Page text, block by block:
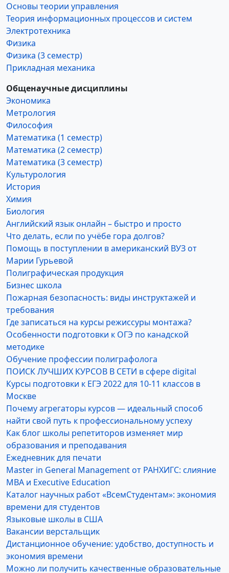
Основы теории управления
Теория информационных процессов и систем
Электротехника
Физика
Физика (3 семестр)
Прикладная механика
Общенаучные дисциплины
Экономика
Метрология
Философия
Математика (1 семестр)
Математика (2 семестр)
Математика (3 семестр)
Культурология
История
Химия
Биология
Английский язык онлайн – быстро и просто
Что делать, если по учёбе гора долгов?
Помощь в поступлении в американский ВУЗ от
Марии Гурьевой
Полиграфическая продукция
Бизнес школа
Пожарная безопасность: виды инструктажей и
требования
Где записаться на курсы режиссуры монтажа?
Особенности подготовки к ОГЭ по канадской
методике
Обучение профессии полиграфолога
ПОИСК ЛУЧШИХ КУРСОВ В СЕТИ в сфере digital
Курсы подготовки к ЕГЭ 2022 для 10-11 классов в
Москве
Почему агрегаторы курсов — идеальный способ
найти свой путь к профессиональному успеху
Как блог школы репетиторов изменяет мир
образования и преподавания
Ежедневник для печати
Master in General Management от РАНХИГС: слияние
MBA и Executive Education
Каталог научных работ «ВсемСтудентам»: экономия
времени для студентов
Языковые школы в США
Вакансии верстальщик
Дистанционное обучение: удобство, доступность и
экономия времени
Можно ли получить качественные образовательные